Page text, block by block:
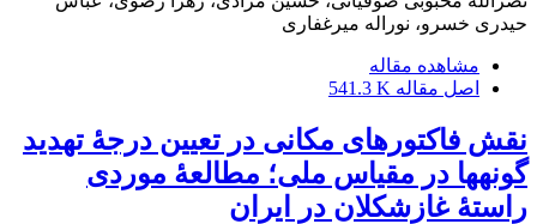
حیدری خسرو، نوراله میرغفاری
مشاهده مقاله
اصل مقاله 541.3 K
نقش فاکتورهای مکانی در تعیین درجۀ تهدید
گونه‏ها در مقیاس ملی؛ مطالعۀ موردی
راستۀ غازشکلان در ایران